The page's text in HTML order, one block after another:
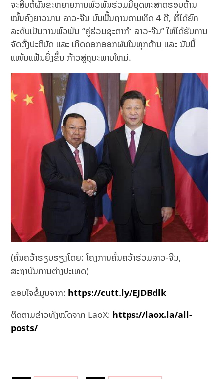
ຈະສືບຕໍ່ຜັນຂະຫຍາຍການພົວພັນຮ່ວມມືຍຸດທະສາດຮອບດ້ານ
ໝັ້ນຄົງຍາວນານ ລາວ-ຈີນ ບົນພື້ນຖານຕາມທິດ 4 ດີ, ທີ່ໄດ້ຍົກ
ລະດັບເປັນການພົວພັນ “ຄູ່ຮ່ວມຊະຕາກໍາ ລາວ-ຈີນ” ໃຫ້ໄດ້ຮັບການ
ຈັດຕັ້ງປະຕິບັດ ແລະ ເກີດດອກອອກຜົນໃນທຸກດ້ານ ແລະ ນັບມື້
ແໜ້ນແຟ້ນຍິ່ງຂຶ້ນ ກ້າວສູ່ຄຸນະພາບໃຫມ່.
(ຄົ້ນຄວ້າຮຽບຮຽງໂດຍ: ໂຄງການຄົ້ນຄວ້າຮ່ວມລາວ-ຈີນ,
ສະຖາບັນການຕ່າງປະເທດ)
ຂອບໃຈຂໍ້ມູນຈາກ: https://cutt.ly/EJDBdlk
ຕິດຕາມຂ່າວທັງໝົດຈາກ LaoX: https://laox.la/all-
posts/